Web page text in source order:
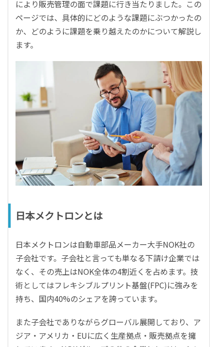
DX（2025年の崖）／クラウドコンピューティング
データ分析／BI
ガバナンス／リスク管理
BPR／業務改善
により販売管理の面で課題に行き当たりました。この
ページでは、具体的にどのような課題にぶつかったの
か、どのように課題を乗り越えたのかについて解説し
ます。
日本メクトロンとは
日本メクトロンは自動車部品メーカー大手NOK社の
子会社です。子会社と言っても単なる下請け企業では
なく、その売上はNOK全体の4割近くを占めます。技
術としてはフレキシブルプリント基盤(FPC)に強みを
持ち、国内40%のシェアを誇っています。
また子会社でありながらグローバル展開しており、ア
ジア・アメリカ・EUに広く生産拠点・販売拠点を擁